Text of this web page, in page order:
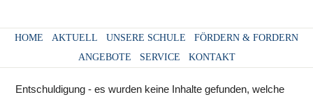
HOME AKTUELL UNSERE SCHULE
FÖRDERN & FORDERN
ANGEBOTE
SERVICE KONTAKT
Entschuldigung - es wurden keine Inhalte gefunden, welche